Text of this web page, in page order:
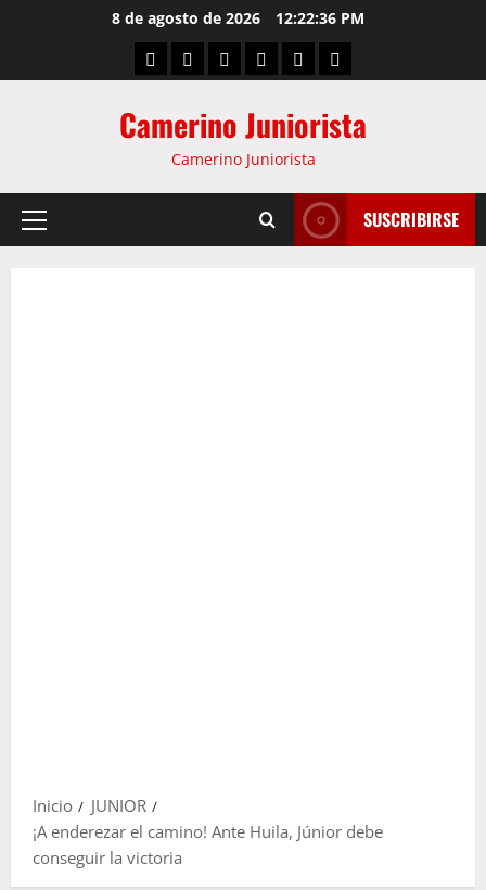
8 de agosto de 2026 12:22:37 PM
Camerino Juniorista
Camerino Juniorista
SUSCRIBIRSE
Inicio
JUNIOR
¡A enderezar el camino! Ante Huila, Júnior debe
conseguir la victoria